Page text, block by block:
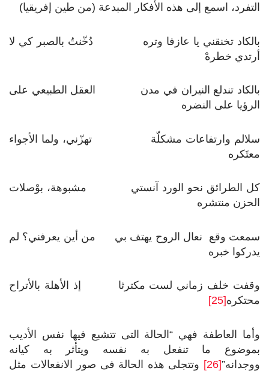
التفرد، اسمع إلى هذه الأفكار المبدعة (من طين إفريقيا)
بالكاد تخنقني يا عازفا وتره دُخّنتُ بالصبر كي لا
أرتدي خطرهْ
بالكاد تندلع النيران في مدن العقل الطبيعي على
الرؤيا على النضره
سلالم وارتفاعات مشكلّة تهزّني، ولما الأجواء
معتَكره
كل الطرائق نحو الورد آنستي مشبوهة، بوْصلات
الحزن منتشره
سمعت وقع نعال الروح يهتف بي من أين يعرفني؟ لم
يدركوا خبره
وقفت خلف زماني لست مكترثا إذ الأهلة بالأتراح
محتكره[25]
وأما العاطفة فهي “الحالة التى تتشبع فيها نفس الأديب
بموضوع ما تنفعل به نفسه ويتأثر به كيانه
ووجدانه”[26]
وتتجلى هذه الحالة فى صور الانفعالات مثل